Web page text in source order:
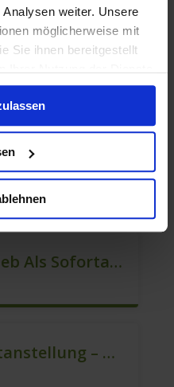
weiter. Unsere
möglicherweise mit
Sie ihnen bereitgestellt
Quereinsteiger In Der Kundenberatung (m/w/d)
Mitarbeiter Verkauf – Festanstellung (m/w/d)
Berater Im Vertrieb Als Sofortanstellung (m/w/d)
Verkäufer In Festanstellung – Top Gehalt (m/w/d)